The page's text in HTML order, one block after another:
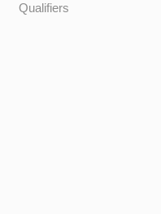
Qualifiers